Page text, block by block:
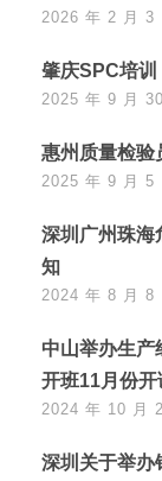
2026 年 2 月 3
肇庆SPC培训
2025 年 9 月
惠州质量检验
2025 年 9 月 5
深圳广州珠海
知
2024 年 8 月 8
中山举办生产
开班11月份开
2024 年 10 月
深圳关于举办